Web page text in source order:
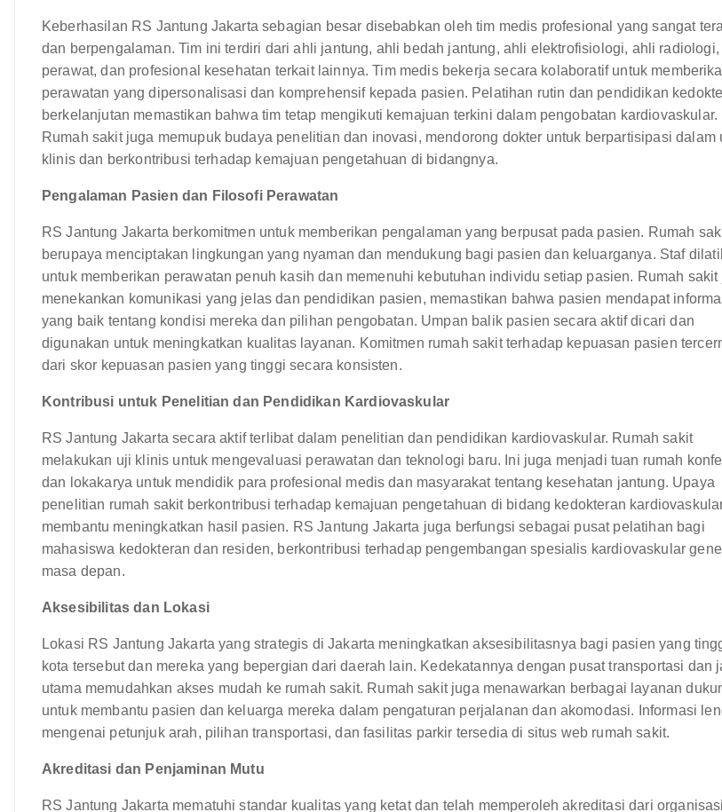
Keberhasilan RS Jantung Jakarta sebagian besar disebabkan oleh tim medis profesional yang sangat
dan berpengalaman. Tim ini terdiri dari ahli jantung, ahli bedah jantung, ahli elektrofisiologi, ahli radiologi,
perawat, dan profesional kesehatan terkait lainnya. Tim medis bekerja secara kolaboratif untuk
perawatan yang dipersonalisasi dan komprehensif kepada pasien. Pelatihan rutin dan pendidikan
berkelanjutan memastikan bahwa tim tetap mengikuti kemajuan terkini dalam pengobatan kardiovaskular.
Rumah sakit juga memupuk budaya penelitian dan inovasi, mendorong dokter untuk berpartisipasi dalam
klinis dan berkontribusi terhadap kemajuan pengetahuan di bidangnya.
Pengalaman Pasien dan Filosofi Perawatan
RS Jantung Jakarta berkomitmen untuk memberikan pengalaman yang berpusat pada pasien. Rumah
berupaya menciptakan lingkungan yang nyaman dan mendukung bagi pasien dan keluarganya. Staf
untuk memberikan perawatan penuh kasih dan memenuhi kebutuhan individu setiap pasien. Rumah sakit
menekankan komunikasi yang jelas dan pendidikan pasien, memastikan bahwa pasien mendapat
yang baik tentang kondisi mereka dan pilihan pengobatan. Umpan balik pasien secara aktif dicari dan
digunakan untuk meningkatkan kualitas layanan. Komitmen rumah sakit terhadap kepuasan pasien
dari skor kepuasan pasien yang tinggi secara konsisten.
Kontribusi untuk Penelitian dan Pendidikan Kardiovaskular
RS Jantung Jakarta secara aktif terlibat dalam penelitian dan pendidikan kardiovaskular. Rumah sakit
melakukan uji klinis untuk mengevaluasi perawatan dan teknologi baru. Ini juga menjadi tuan rumah
dan lokakarya untuk mendidik para profesional medis dan masyarakat tentang kesehatan jantung. Upaya
penelitian rumah sakit berkontribusi terhadap kemajuan pengetahuan di bidang kedokteran
membantu meningkatkan hasil pasien. RS Jantung Jakarta juga berfungsi sebagai pusat pelatihan bagi
mahasiswa kedokteran dan residen, berkontribusi terhadap pengembangan spesialis kardiovaskular
masa depan.
Aksesibilitas dan Lokasi
Lokasi RS Jantung Jakarta yang strategis di Jakarta meningkatkan aksesibilitasnya bagi pasien yang
kota tersebut dan mereka yang bepergian dari daerah lain. Kedekatannya dengan pusat transportasi dan
utama memudahkan akses mudah ke rumah sakit. Rumah sakit juga menawarkan berbagai layanan
untuk membantu pasien dan keluarga mereka dalam pengaturan perjalanan dan akomodasi. Informasi
mengenai petunjuk arah, pilihan transportasi, dan fasilitas parkir tersedia di situs web rumah sakit.
Akreditasi dan Penjaminan Mutu
RS Jantung Jakarta mematuhi standar kualitas yang ketat dan telah memperoleh akreditasi dari organisasi